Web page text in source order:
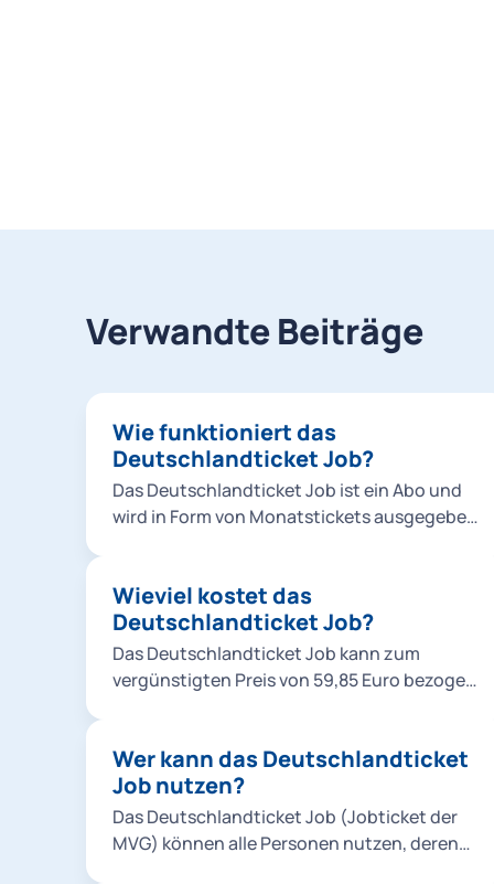
Verwandte Beiträge
Wie funktioniert das
Deutschlandticket Job?
Das Deutschlandticket Job ist ein Abo und
wird in Form von Monatstickets ausgegeben.
ein unbefristetes Abo, das automatisch
monatlich verlängert wird, sofern keine
Kündigung bis zum 10. Kalendertag eines
Monats erfolgt. Zuschüsse für den
gültig. Dazu zählen etwa Stadt- und
Regionalbusse, U-Bahnen, Trambahnen und
Regionalzüge (2. Klasse). Im DB-Fernverkehr
(z.B. IC, EC und ICE), in Fernbussen und bei
Anbietern wie FlixTrain kann das Ticket nicht
Wieviel kostet das
Deutschlandticket Job?
Das Deutschlandticket Job kann zum
vergünstigten Preis von 59,85 Euro bezogen
Voraussetzung für das vergünstigte
Angebot ist, dass der Arbeitgeber
mindestens 25% der regulären Kosten
übernimmt (mindestens 15,75 Euro pro
Wer kann das Deutschlandticket
Job nutzen?
Das Deutschlandticket Job (Jobticket der
MVG) können alle Personen nutzen, deren